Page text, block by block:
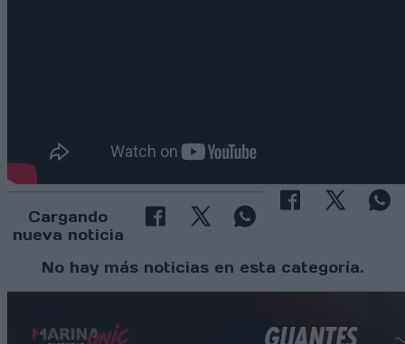
Cargando
nueva noticia
No hay más noticias en esta categoría.